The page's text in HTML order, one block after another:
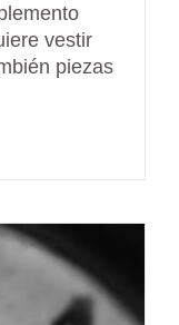
vestir
piezas